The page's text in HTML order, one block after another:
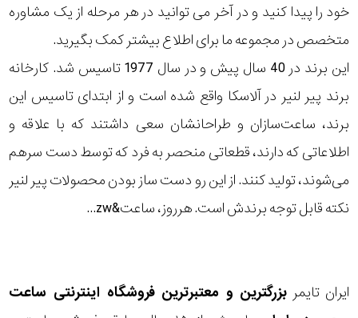
خود را پیدا کنید و در آخر می توانید در هر مرحله از یک مشاوره
متخصص در مجموعه ما برای اطلاع بیشتر کمک بگیرید.
این برند در 40 سال پیش و در سال 1977 تاسیس شد. کارخانه
برند پیر لنیر در آلاسکا واقع شده است و از ابتدای تاسیس این
برند، ساعت‌سازان و طراحانشان سعی داشتند که با علاقه و
اطلاعاتی که دارند، قطعاتی منحصر به فرد که توسط دست سرهم
می‌شوند، تولید کنند. از این رو دست ساز بودن محصولات پیر لنیر
نکته قابل توجه برندش است. هرروز، ساعت&zw...
ایران تایمر بزرگترین و معتبرترین فروشگاه اینترنتی ساعت
نمایش
طرح
بند
طرح
صفحه
در